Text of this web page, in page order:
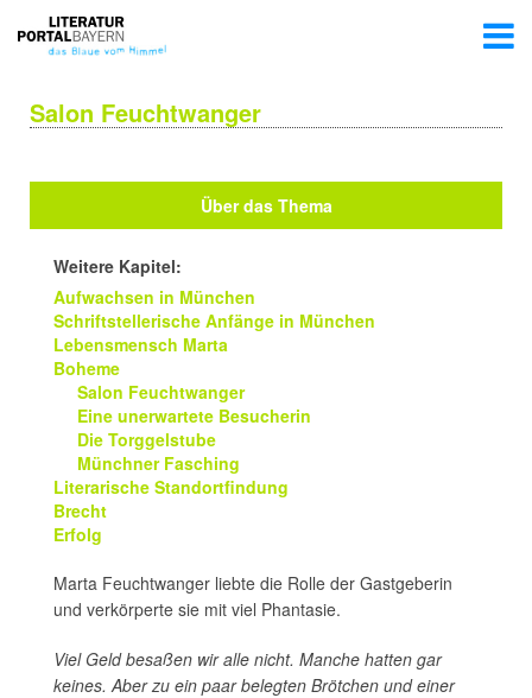
Salon Feuchtwanger
Über das Thema
Weitere Kapitel:
Aufwachsen in München
Schriftstellerische Anfänge in München
Lebensmensch Marta
Boheme
Salon Feuchtwanger
Eine unerwartete Besucherin
Die Torggelstube
Münchner Fasching
Literarische Standortfindung
Brecht
Erfolg
Marta Feuchtwanger liebte die Rolle der Gastgeberin
und verkörperte sie mit viel Phantasie.
Viel Geld besaßen wir alle nicht. Manche hatten gar
keines. Aber zu ein paar belegten Brötchen und einer